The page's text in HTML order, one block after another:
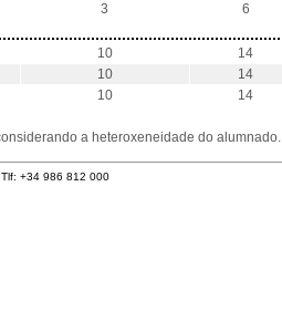
3 6
10
14
10
14
10 14
a heteroxeneidade do alumnado.
+34 986 812 000